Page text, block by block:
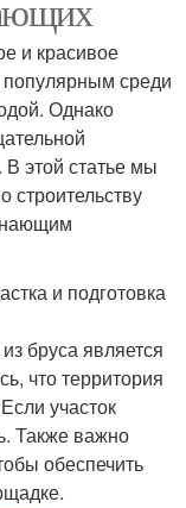
и красивое
популярным среди
Однако
В этой статье мы
строительству
и подготовка
бруса является
что территория
участок
Также важно
обеспечить